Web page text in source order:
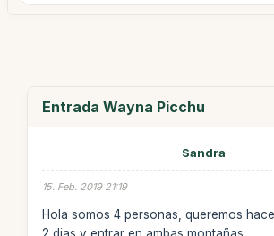
Entrada Wayna Picchu
Sandra
15. Feb. 2019 21:19
Hola somos 4 personas, queremos
2 dias y entrar en ambas montañas